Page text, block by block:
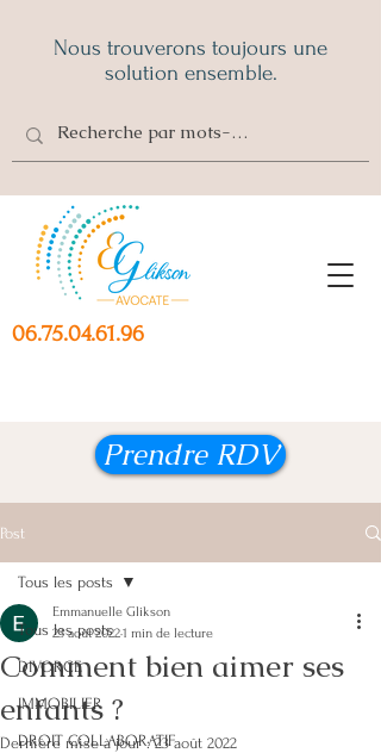
06.75.04.61.96
Nous trouverons toujours une
solution ensemble.
Prendre RDV
Post
Tous les posts
DIVORCE
IMMOBILIER
DROIT COLLABORATIF
Tous les posts
Comment bien aimer ses
enfants ?
Emmanuelle Glikson
23 août 20221 min de lecture
Dernière mise à jour :23 août 2022